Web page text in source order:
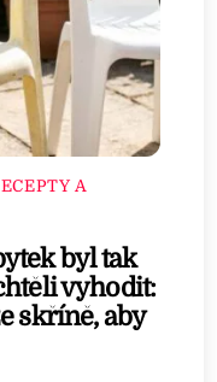
A
byl tak
vyhodit:
skříně, aby